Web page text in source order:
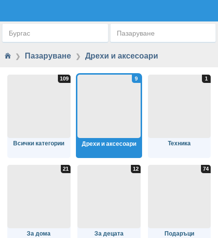
Бургас Пазаруване
❯ Пазаруване ❯ Дрехи и аксесоари
Всички категории Дрехи и аксесоари Техника
За дома За децата Подаръци